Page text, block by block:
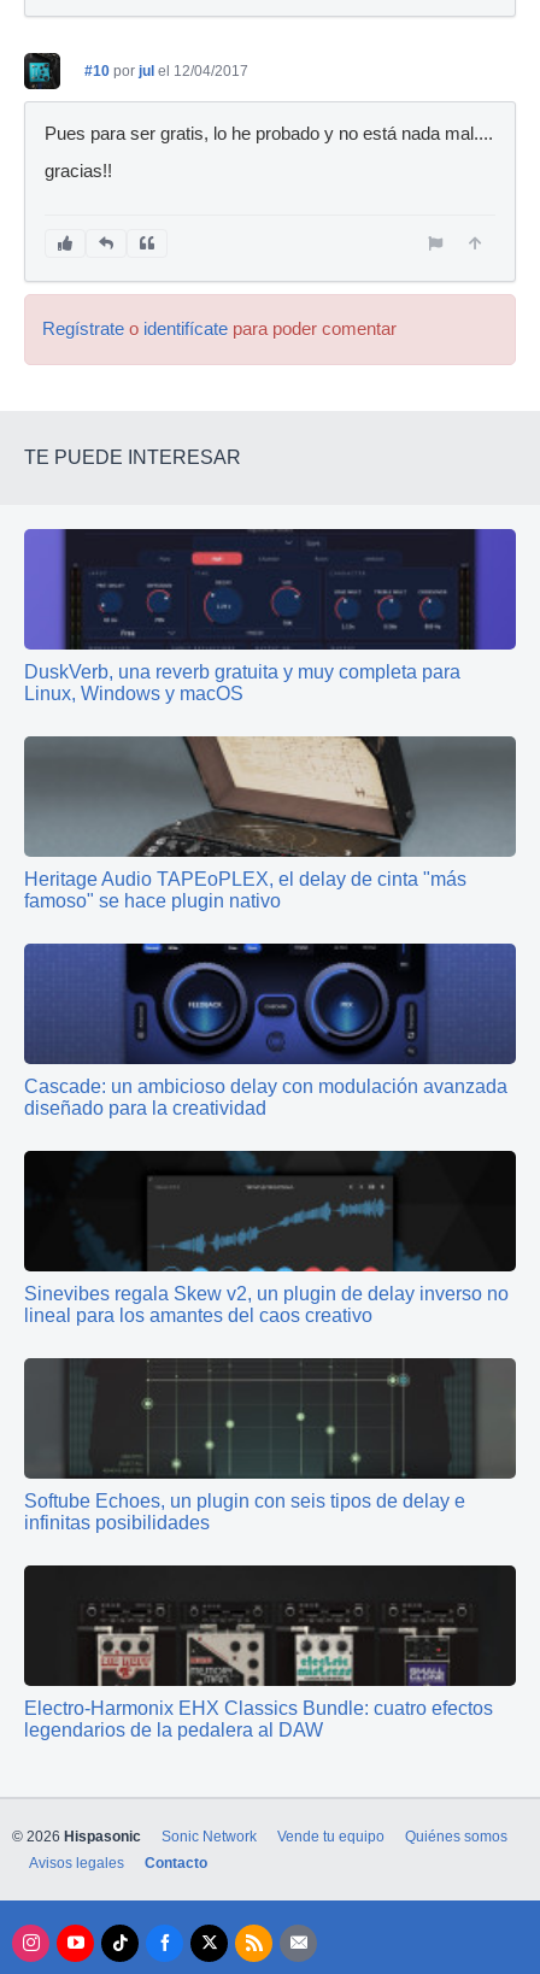
#10 por jul el 12/04/2017
Pues para ser gratis, lo he probado y no está nada mal....
gracias!!
Regístrate o identifícate para poder comentar
TE PUEDE INTERESAR
DuskVerb, una reverb gratuita y muy completa para
Linux, Windows y macOS
Heritage Audio TAPEoPLEX, el delay de cinta "más
famoso" se hace plugin nativo
Cascade: un ambicioso delay con modulación avanzada
diseñado para la creatividad
Sinevibes regala Skew v2, un plugin de delay inverso no
lineal para los amantes del caos creativo
Softube Echoes, un plugin con seis tipos de delay e
infinitas posibilidades
Electro‑Harmonix EHX Classics Bundle: cuatro efectos
legendarios de la pedalera al DAW
© 2026 Hispasonic Sonic Network Vende tu equipo
Quiénes somos
Avisos legales
Contacto